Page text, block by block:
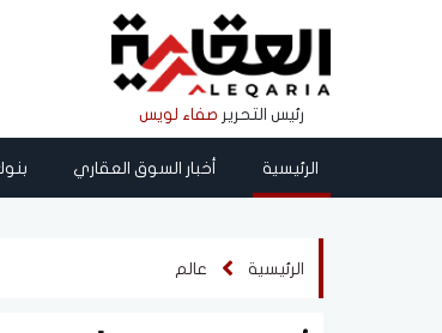
رئيس التحرير صفاء لويس
الرئيسية أخبار السوق العقاري
الرئيسية عالم